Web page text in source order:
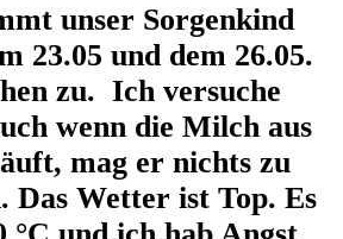
unser Sorgenkind
23.05 und dem 26.05.
zu. Ich versuche
wenn die Milch aus
mag er nichts zu
Das Wetter ist Top. Es